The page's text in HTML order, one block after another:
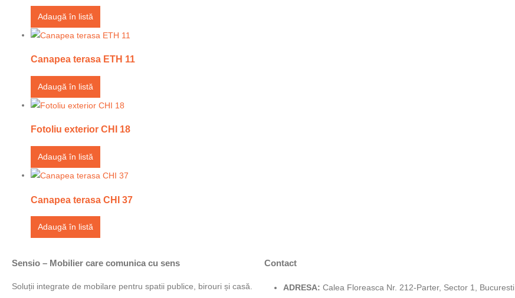
Adaugă în listă
Canapea terasa ETH 11
Adaugă în listă
Fotoliu exterior CHI 18
Adaugă în listă
Canapea terasa CHI 37
Adaugă în listă
Sensio – Mobilier care comunica cu sens
Soluții integrate de mobilare pentru spatii publice, birouri și casă.
Contact
ADRESA: Calea Floreasca Nr. 212-Parter, Sector 1, Bucuresti